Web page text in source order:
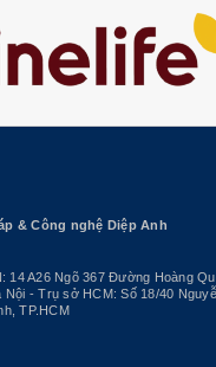
& Công nghệ Diệp Anh
14 A26 Ngõ 367 Đường Hoàng
Nội - Trụ sở HCM: Số 18/40
TP.HCM